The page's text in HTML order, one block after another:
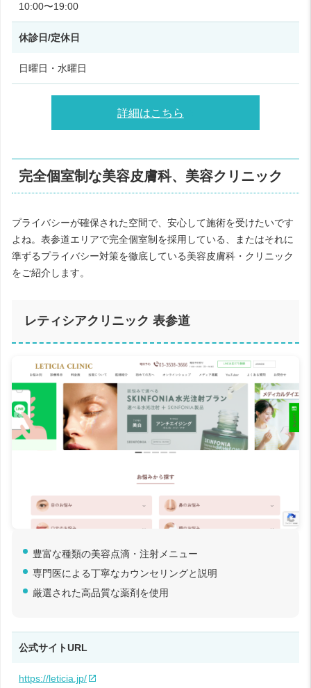
10:00〜19:00
休診日/定休日
日曜日・水曜日
詳細はこちら
完全個室制な美容皮膚科、美容クリニック
プライバシーが確保された空間で、安心して施術を受けたいです
よね。表参道エリアで完全個室制を採用している、またはそれに
準ずるプライバシー対策を徹底している美容皮膚科・クリニック
をご紹介します。
レティシアクリニック 表参道
豊富な種類の美容点滴・注射メニュー
専門医による丁寧なカウンセリングと説明
厳選された高品質な薬剤を使用
公式サイトURL
https://leticia.jp/